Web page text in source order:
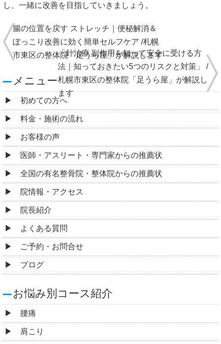
し、一緒に改善を目指していきましょう。
腸の位置を戻す ストレッチ｜便秘解消＆
ぽっこり改善に効く簡単セルフケア /札幌
市東区の整体院「足うら屋」が解説します
「針治療 副作用を知って安全に受ける方
法｜知っておきたい5つのリスクと対策」 /
札幌市東区の整体院「足うら屋」が解説し
ます
メニュー
初めての方へ
料金・施術の流れ
お客様の声
医師・アスリート・専門家からの推薦状
全国の有名整骨院・整体院からの推薦状
院情報・アクセス
院長紹介
よくある質問
ご予約・お問合せ
ブログ
お悩み別コース紹介
腰痛
肩こり